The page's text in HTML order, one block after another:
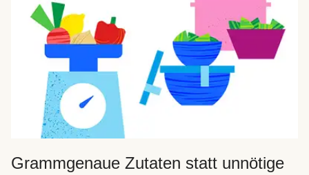
Grammgenaue Zutaten statt unnötige